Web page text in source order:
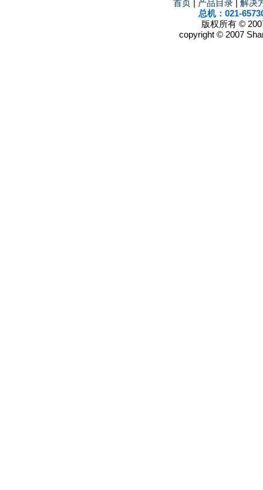
首页 产品目录
解决
总机：021-
版权所有 ©
copyright © 2007